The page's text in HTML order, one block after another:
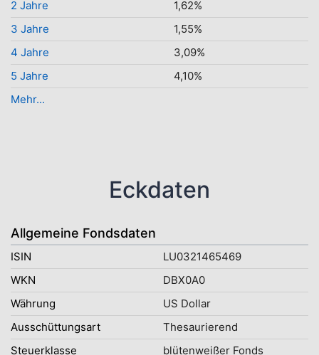
2 Jahre
1,62%
3 Jahre
1,55%
4 Jahre
3,09%
5 Jahre
4,10%
Mehr...
Eckdaten
Allgemeine Fondsdaten
ISIN
LU0321465469
WKN
DBX0A0
Währung
US Dollar
Ausschüttungsart
Thesaurierend
Steuerklasse
blütenweißer Fonds